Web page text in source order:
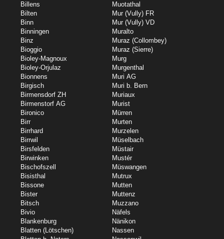
Billens
Bilten
Binn
Binningen
Binz
Bioggio
Bioley-Magnoux
Bioley-Orjulaz
Bionnens
Birgisch
Birmensdorf ZH
Birmenstorf AG
Bironico
Birr
Birrhard
Birrwil
Birsfelden
Birwinken
Bischofszell
Bisisthal
Bissone
Bister
Bitsch
Bivio
Blankenburg
Blatten (Lötschen)
Muotathal
Mur (Vully) FR
Mur (Vully) VD
Muralto
Muraz (Collombey)
Muraz (Sierre)
Murg
Murgenthal
Muri AG
Muri b. Bern
Muriaux
Murist
Mürren
Murten
Murzelen
Müselbach
Müstair
Mustér
Müswangen
Mutrux
Mutten
Muttenz
Muzzano
Näfels
Nänikon
Nassen